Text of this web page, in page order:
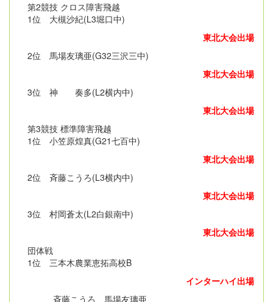
第2競技 クロス障害飛越
1位 大槻沙紀(L3堀口中)
東北大会出場
2位 馬場友璃亜(G32三沢三中)
東北大会出場
3位 神 奏多(L2横内中)
東北大会出場
第3競技 標準障害飛越
1位 小笠原煌真(G21七百中)
東北大会出場
2位 斉藤こうろ(L3横内中)
東北大会出場
3位 村岡蒼太(L2白銀南中)
東北大会出場
団体戦
1位 三本木農業恵拓高校B
インターハイ出場
斉藤こうろ、馬場友璃亜